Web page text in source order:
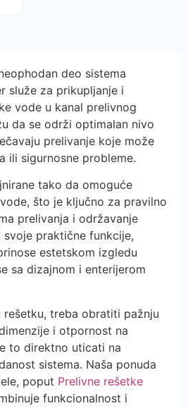
deo sistema
služe za prikupljanje i
vode u kanal prelivnog
da se održi optimalan nivo
prelivanje koje može
ili sigurnosne probleme.
tako da omoguće
što je ključno za pravilno
prelivanja i održavanje
praktične funkcije,
estetskom izgledu
sa dizajnom i enterijerom
rešetku, treba obratiti pažnju
i otpornost na
to direktno uticati na
sistema. Naša ponuda
poput Prelivne rešetke
funkcionalnost i